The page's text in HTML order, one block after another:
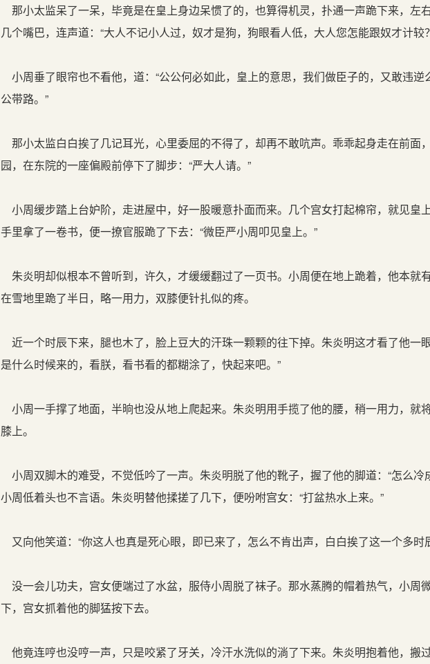
那小太监呆了一呆，毕竟是在皇上身边呆惯了的，也算得机灵，扑通一声跪下来，左
几个嘴巴，连声道：“大人不记小人过，奴才是狗，狗眼看人低，大人您怎能跟奴才计较
小周垂了眼帘也不看他，道：“公公何必如此，皇上的意思，我们做臣子的，又敢违逆
公带路。”
那小太监白白挨了几记耳光，心里委屈的不得了，却再不敢吭声。乖乖起身走在前面
园，在东院的一座偏殿前停下了脚步：“严大人请。”
小周缓步踏上台妒阶，走进屋中，好一股暖意扑面而来。几个宫女打起棉帘，就见皇上
手里拿了一卷书，便一撩官服跪了下去：“微臣严小周叩见皇上。”
朱炎明却似根本不曾听到，许久，才缓缓翻过了一页书。小周便在地上跪着，他本就
在雪地里跪了半日，略一用力，双膝便针扎似的疼。
近一个时辰下来，腿也木了，脸上豆大的汗珠一颗颗的往下掉。朱炎明这才看了他一
是什么时候来的，看朕，看书看的都糊涂了，快起来吧。”
小周一手撑了地面，半晌也没从地上爬起来。朱炎明用手揽了他的腰，稍一用力，就
膝上。
小周双脚木的难受，不觉低吟了一声。朱炎明脱了他的靴子，握了他的脚道：“怎么冷
小周低着头也不言语。朱炎明替他揉搓了几下，便吩咐宫女：“打盆热水上来。”
又向他笑道：“你这人也真是死心眼，即已来了，怎么不肯出声，白白挨了这一个多时
没一会儿功夫，宫女便端过了水盆，服侍小周脱了袜子。那水蒸腾的帽着热气，小周
下，宫女抓着他的脚猛按下去。
他竟连哼也没哼一声，只是咬紧了牙关，冷汗水洗似的淌了下来。朱炎明抱着他，搬